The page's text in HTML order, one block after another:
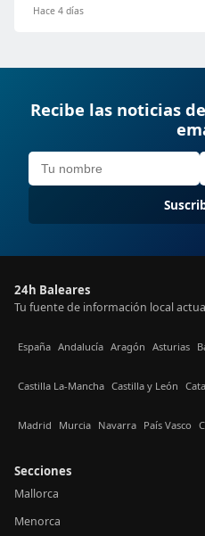
Hace 4 días
Recibe las noticias
24h Baleares
Tu fuente de información local
España Andalucía Aragón Asturias
Castilla La-Mancha Castilla y León
Madrid Murcia Navarra País Vasco
Secciones
Mallorca
Menorca